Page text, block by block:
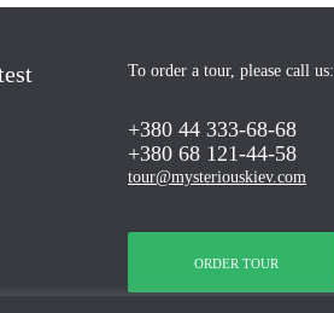
To order a tour, please call us:
+380 44 333-68-68
+380 68 121-44-58
tour@mysteriouskiev.com
ORDER TOUR